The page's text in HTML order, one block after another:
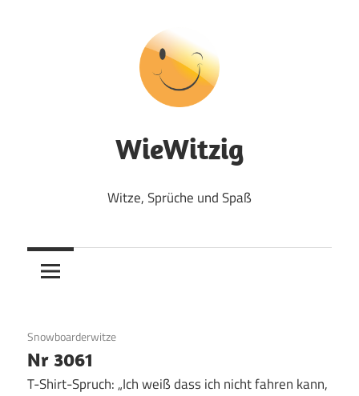
WieWitzig
Witze, Sprüche und Spaß
15. September 2017
Snowboarderwitze
Nr 3061
T-Shirt-Spruch: „Ich weiß dass ich nicht fahren kann,